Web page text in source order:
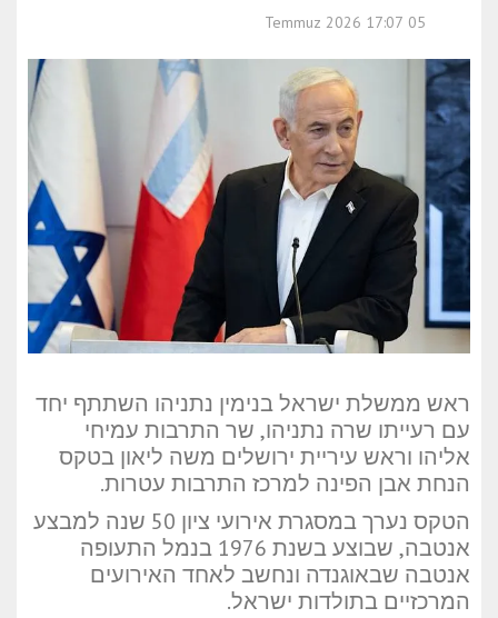
05 Temmuz 2026 17:07
ראש ממשלת ישראל בנימין נתניהו השתתף יחד
עם רעייתו שרה נתניהו, שר התרבות עמיחי
אליהו וראש עיריית ירושלים משה ליאון בטקס
הנחת אבן הפינה למרכז התרבות עטרות.
הטקס נערך במסגרת אירועי ציון 50 שנה למבצע
אנטבה, שבוצע בשנת 1976 בנמל התעופה
אנטבה שבאוגנדה ונחשב לאחד האירועים
המרכזיים בתולדות ישראל.